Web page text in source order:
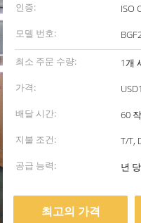
인증:
ISO
모델 번호:
최소 주문 수량:
1개
가격:
배달 시간:
60
지불 조건:
T/T,
공급 능력:
년
최고의 가격